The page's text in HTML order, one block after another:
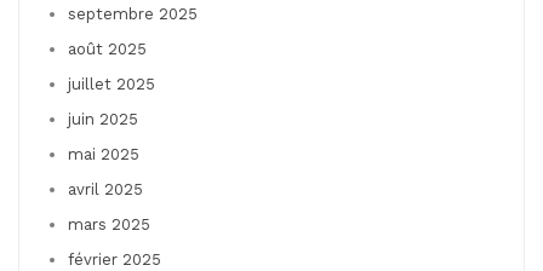
septembre 2025
août 2025
juillet 2025
juin 2025
mai 2025
avril 2025
mars 2025
février 2025